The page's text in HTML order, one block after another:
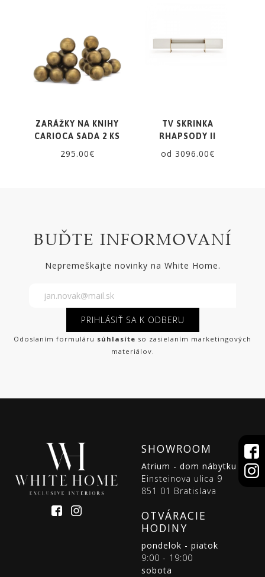
ZARÁŽKY NA KNIHY
CARIOCA SADA 2 KS
295.00€
TV SKRINKA
RHAPSODY II
od 3096.00€
BUĎTE INFORMOVANÍ
Nepremeškajte novinky na White Home.
PRIHLÁSIŤ SA K ODBERU
Odoslaním formuláru súhlasíte so zasielaním marketingových
materiálov.
SHOWROOM
Atrium - dom nábytku
Einsteinova ulica 9
851 01 Bratislava
OTVÁRACIE
HODINY
pondelok - piatok
9:00 - 19:00
sobota